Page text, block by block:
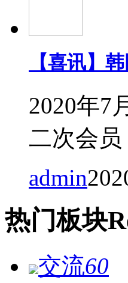
【喜讯】
2020年7
二次会员
admin
热门板块
交流60